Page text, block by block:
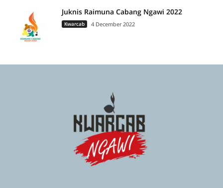
Juknis Raimuna Cabang Ngawi 2022
Kwarcab 4 December 2022